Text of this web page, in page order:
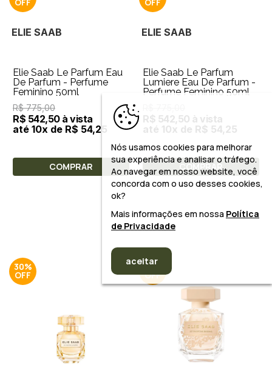
ELIE SAAB
Elie Saab Le Parfum Eau
De Parfum - Perfume
Feminino 50ml
R$ 775,00
R$ 542,50 à vista
até 10x de R$ 54,25
COMPRAR
ELIE SAAB
Elie Saab Le Parfum
Lumiere Eau De Parfum -
Perfume Feminino 50ml
R$ 542,50 à vista
até 10x de R$ 54,25
COMPRAR
30% 30%
Nós usamos cookies para melhorar
sua experiência e analisar o tráfego.
Ao navegar em nosso website, você
concorda com o uso desses cookies,
ok?
Mais informações em nossa Política
de Privacidade
aceitar